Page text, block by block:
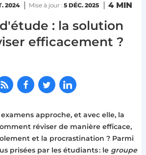
2024 Mise à jour : 5 DÉC. 2025 4 MIN
: la solution
efficacement ?
approche, et avec elle, la
réviser de manière efficace,
et la procrastination ? Parmi
prisées par les étudiants : le groupe